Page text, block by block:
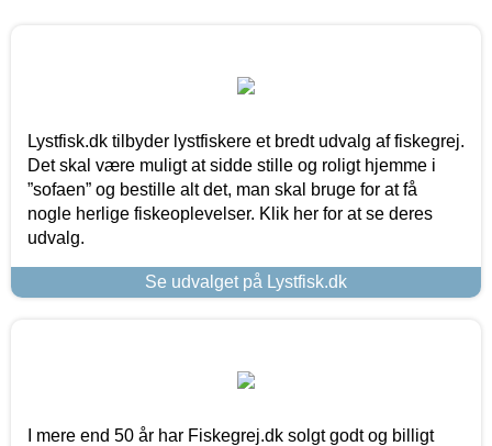
Lystfisk.dk tilbyder lystfiskere et bredt udvalg af fiskegrej.
Det skal være muligt at sidde stille og roligt hjemme i
”sofaen” og bestille alt det, man skal bruge for at få
nogle herlige fiskeoplevelser. Klik her for at se deres
udvalg.
Se udvalget på Lystfisk.dk
I mere end 50 år har Fiskegrej.dk solgt godt og billigt